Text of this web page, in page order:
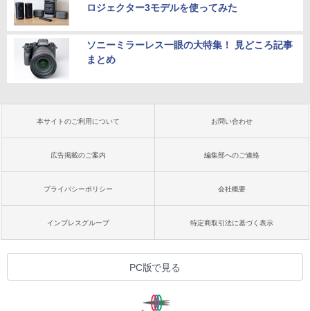
ロジェクター3モデルを使ってみた
ソニーミラーレス一眼の大特集！ 見どころ記事
まとめ
本サイトのご利用について お問い合わせ
広告掲載のご案内 編集部へのご連絡
プライバシーポリシー 会社概要
インプレスグループ 特定商取引法に基づく表示
PC版で見る